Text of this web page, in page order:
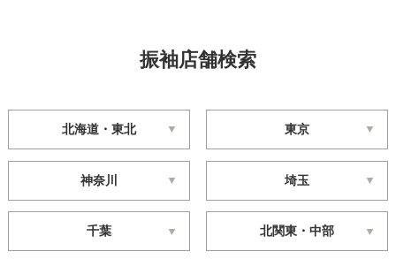
振袖店舗検索
北海道・東北 東京
神奈川 埼玉
千葉 北関東・中部